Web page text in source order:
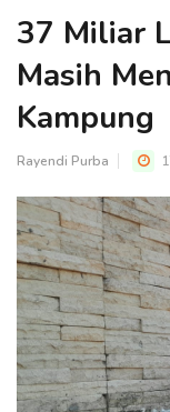
37 Miliar
Masih
Kampung
Rayendi Purba